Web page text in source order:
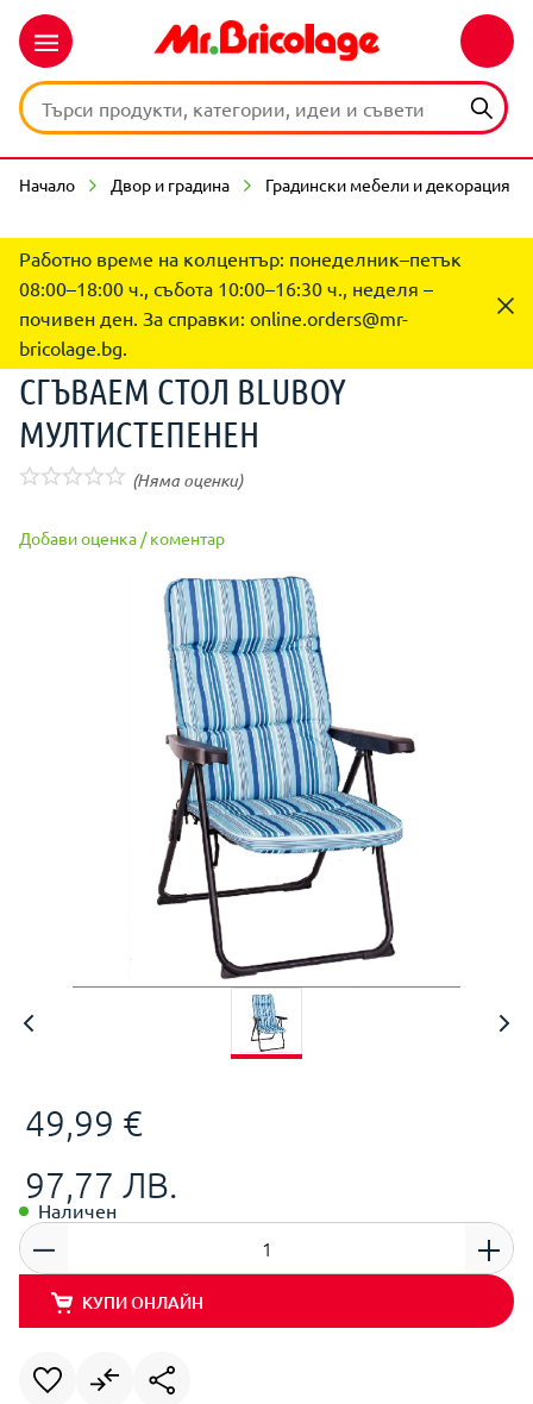
Начало Двор и градина Градински мебели и декорация
Работно време на колцентър: понеделник–петък
08:00–18:00 ч., събота 10:00–16:30 ч., неделя –
почивен ден. За справки: online.orders@mr-
bricolage.bg.
СГЪВАЕМ СТОЛ BLUBOY
МУЛТИСТЕПЕНЕН
(Няма оценки)
Добави оценка / коментар
49,99 €
97,77 ЛВ.
Наличен
КУПИ ОНЛАЙН